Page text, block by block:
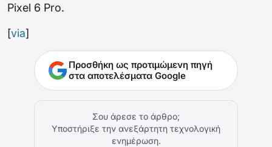
Pixel 6 Pro.
[via]
Προσθήκη ως προτιμώμενη πηγή
στα αποτελέσματα Google
Σου άρεσε το άρθρο;
Υποστήριξε την ανεξάρτητη τεχνολογική
ενημέρωση.